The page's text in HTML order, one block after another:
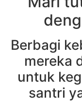
Berbagi
mereka
untuk
santri